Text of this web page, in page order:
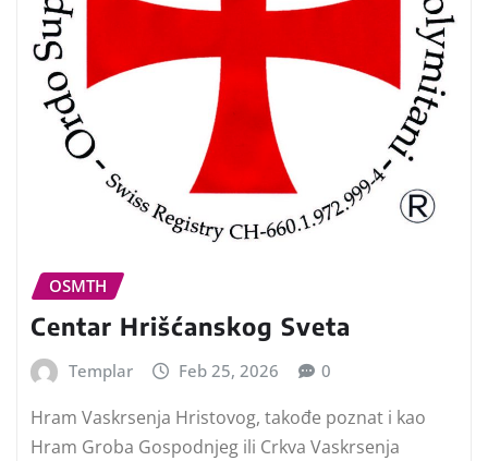
OSMTH
Centar Hrišćanskog Sveta
Templar Feb 25, 2026 0
Hram Vaskrsenja Hristovog, takođe poznat i kao
Hram Groba Gospodnjeg ili Crkva Vaskrsenja